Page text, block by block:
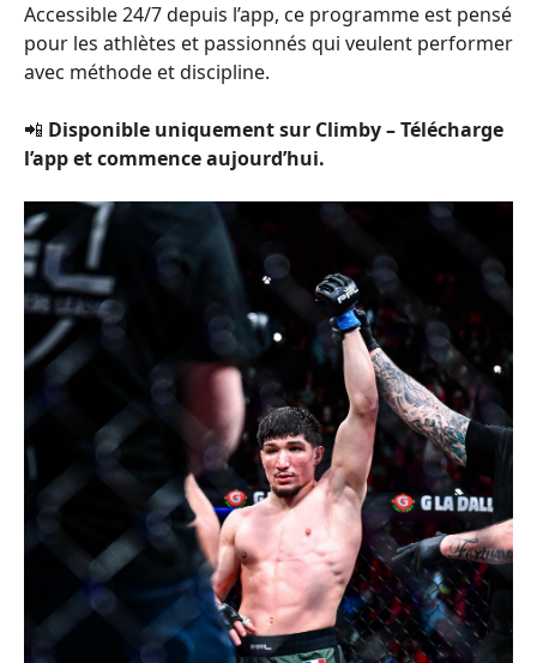
Accessible 24/7 depuis l’app, ce programme est pensé
pour les athlètes et passionnés qui veulent performer
avec méthode et discipline.
📲 Disponible uniquement sur Climby – Télécharge
l’app et commence aujourd’hui.